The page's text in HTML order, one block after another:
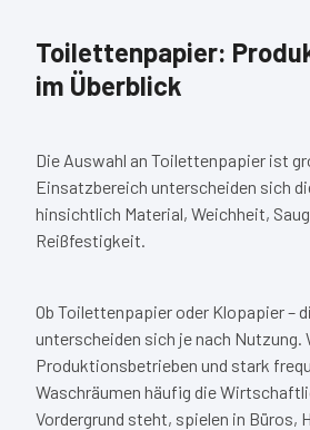
Toilettenpapier:
im Überblick
Die Auswahl an Toilettenpapier ist
Einsatzbereich unterscheiden sich
hinsichtlich Material, Weichheit,
Reißfestigkeit.
Ob Toilettenpapier oder Klopapier –
unterscheiden sich je nach Nutzung.
Produktionsbetrieben und stark
Waschräumen häufig die
Vordergrund steht, spielen in Büros,